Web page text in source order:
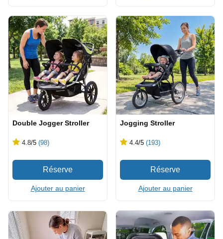
Double Jogger Stroller
4.8/5 (98)
Ajouter au panier
Jogging Stroller
4.4/5 (193)
Ajouter au panier